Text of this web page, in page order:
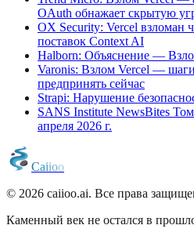
OAuth обнажает скрытую
OX Security: Vercel взломан
поставок Context AI
Halborn: Объяснение —
Varonis: Взлом Vercel —
предпринять сейчас
Strapi: Нарушение
SANS Institute NewsBites
апреля 2026 г.
Caiioo
© 2026 caiioo.ai. Все права
Каменный век не остался в